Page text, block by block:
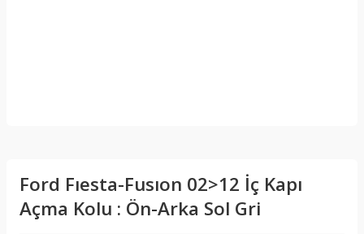
Ford Fıesta-Fusıon 02>12 İç Kapı
Açma Kolu : Ön-Arka Sol Gri